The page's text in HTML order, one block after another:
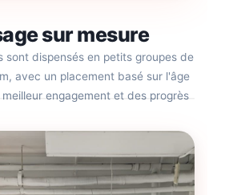
sur mesure
sont dispensés en petits groupes de
avec un placement basé sur l'âge
engagement et des progrès